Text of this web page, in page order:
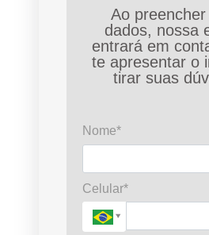
Ao
dados, nossa
entrará em
te apresentar o
tirar suas
Nome*
Celular*